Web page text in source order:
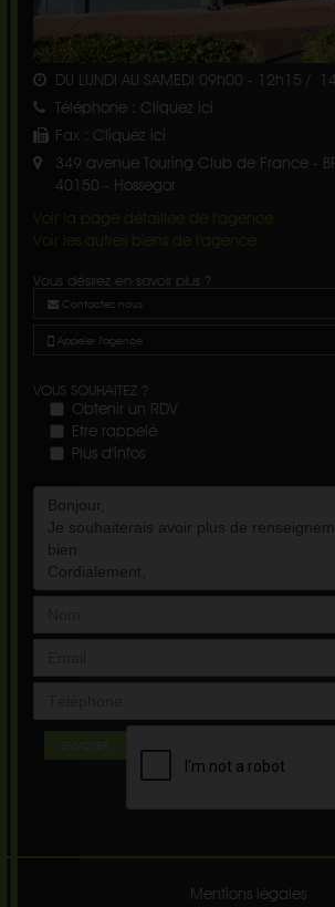
DU LUNDI AU SAMEDI 09h00 - 12h15 /
Téléphone : Cliquez ici
Fax : Cliquez ici
349 avenue Touring Club de France -
40150 - Hossegor
Voir la page détaillée de l'agence
Voir les autres biens de l'agence
Vous désirez en savoir plus ?
Contactez nous
Appeler l'agence
VOUS SOUHAITEZ ?
Obtenir un RDV
Etre rappelé
Plus d'infos
ENVOYER
Mentions légales